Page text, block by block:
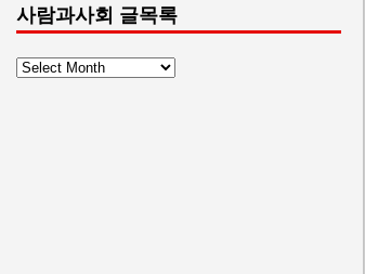
사람과사회 글목록
사